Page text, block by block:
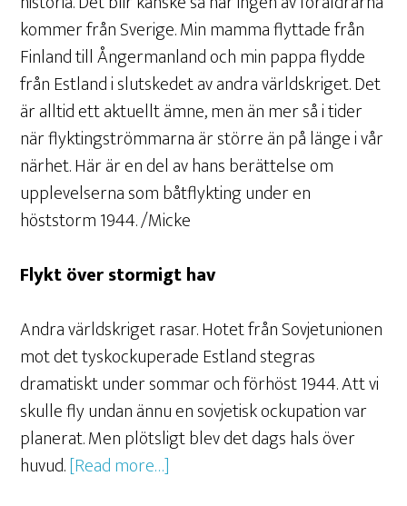
kommer från Sverige. Min mamma flyttade från
Finland till Ångermanland och min pappa flydde
från Estland i slutskedet av andra världskriget. Det
är alltid ett aktuellt ämne, men än mer så i tider
när flyktingströmmarna är större än på länge i vår
närhet. Här är en del av hans berättelse om
upplevelserna som båtflykting under en
höststorm 1944. /Micke
Flykt över stormigt hav
Andra världskriget rasar. Hotet från Sovjetunionen
mot det tyskockuperade Estland stegras
dramatiskt under sommar och förhöst 1944. Att vi
skulle fly undan ännu en sovjetisk ockupation var
planerat. Men plötsligt blev det dags hals över
huvud.[Read more…]